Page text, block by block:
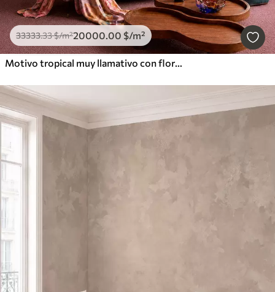
33333.33$/m²20000 .00 $/m²